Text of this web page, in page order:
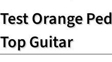
Test Orange
Top Guitar